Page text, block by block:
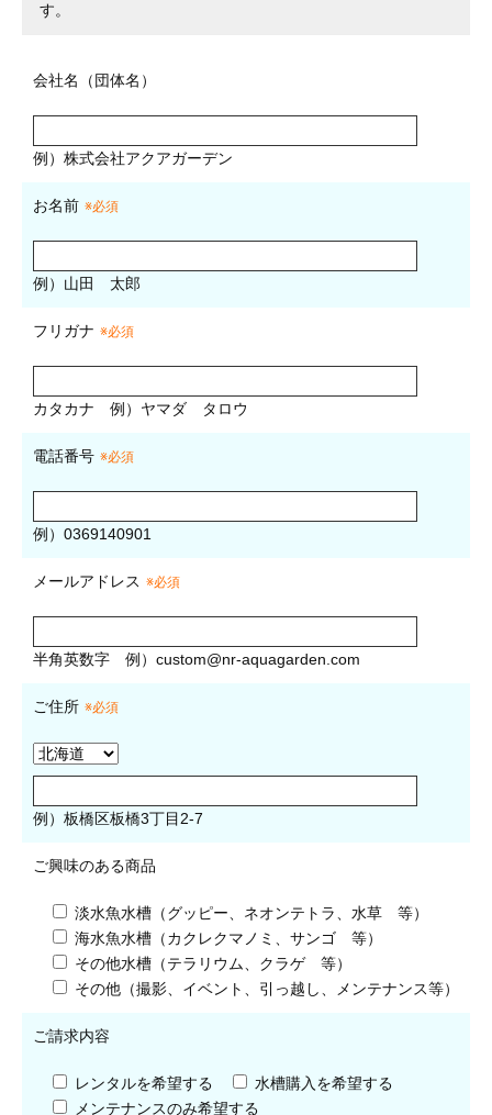
す。
会社名（団体名）
例）株式会社アクアガーデン
お名前 ※必須
例）山田 太郎
フリガナ ※必須
カタカナ 例）ヤマダ タロウ
電話番号 ※必須
例）0369140901
メールアドレス ※必須
半角英数字 例） custom@nr-aquagarden.com
ご住所 ※必須
例）板橋区板橋3丁目2-7
ご興味のある商品
淡水魚水槽（グッピー、ネオンテトラ、水草 等）
海水魚水槽（カクレクマノミ、サンゴ 等）
その他水槽（テラリウム、クラゲ 等）
その他（撮影、イベント、引っ越し、メンテナンス等）
ご請求内容
レンタルを希望する
水槽購入を希望する
メンテナンスのみ希望する